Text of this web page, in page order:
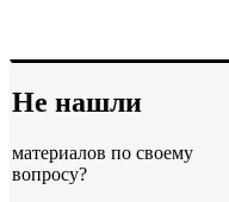
Не нашли
материалов по своему
вопросу?